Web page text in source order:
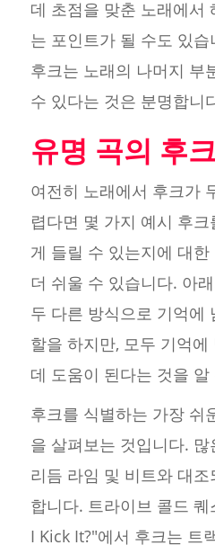
데 초점을 맞춘 노래에서
는 포인트가 될 수도 있
후크는 노래의 나머지 부
수 있다는 것은 분명합니
유명 곡의 후
여전히 노래에서 후크가
렵다면 몇 가지 예시 후
게 들릴 수 있는지에 대
더 쉬울 수 있습니다. 아
두 다른 방식으로 기억에
할을 하지만, 모두 기억
데 도움이 된다는 것을
후크를 식별하는 가장 쉬
을 살펴보는 것입니다.
리듬 라임 및 비트와 대
합니다. 트라이브 콜드
I Kick It?"에서 후크는 트